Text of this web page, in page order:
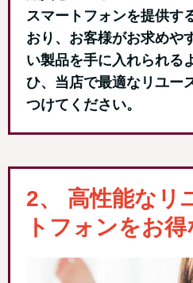
スマートフォンを提供す
おり、お客様がお求めや
い製品を手に入れられる
ひ、当店で最適なリユー
つけてください。
2、 高性能なリ
トフォンをお